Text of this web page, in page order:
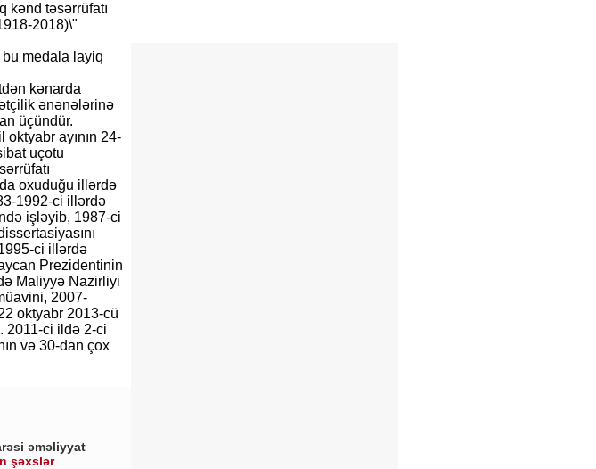
kənd təsərrüfatı
2018)\"
medala layiq
kənarda
ənənələrinə
üçündür.
ayının 24-
uçotu
oxuduğu illərdə
1992-ci illərdə
işləyib, 1987-ci
ci illərdə
Prezidentinin
Maliyyə Nazirliyi
2007-
oktyabr 2013-cü
2011-ci ildə 2-ci
və 30-dan çox
əməliyyat
şəxslər